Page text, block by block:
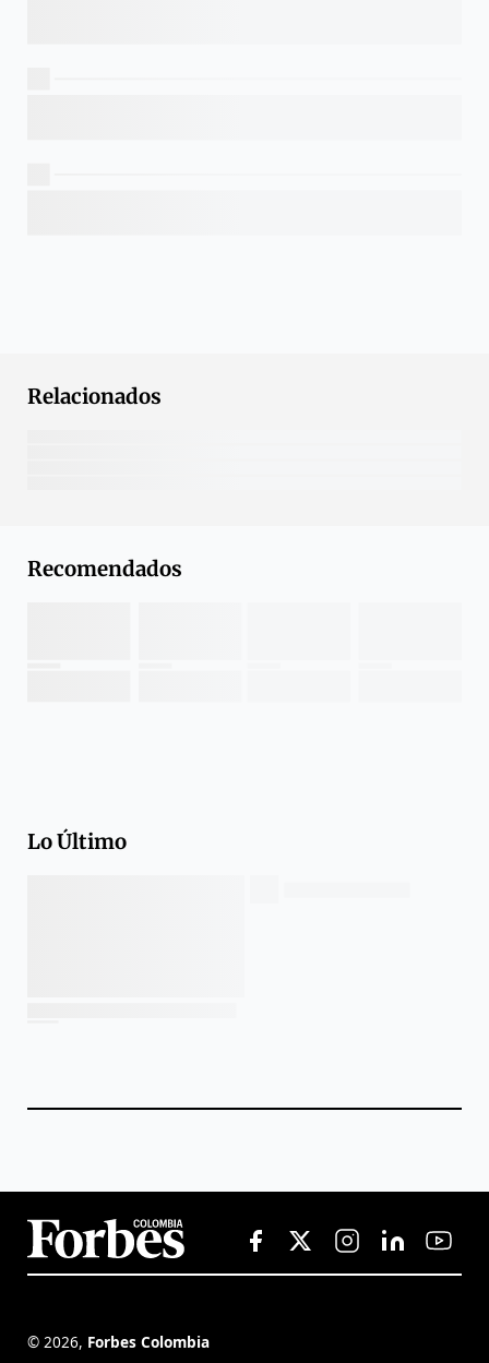
Relacionados
Recomendados
Lo Último
© 2026, Forbes Colombia